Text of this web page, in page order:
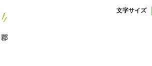
文字サイズ